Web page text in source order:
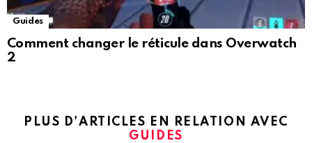
Guides
Comment changer le réticule dans Overwatch
2
PLUS D'ARTICLES EN RELATION AVEC
GUIDES